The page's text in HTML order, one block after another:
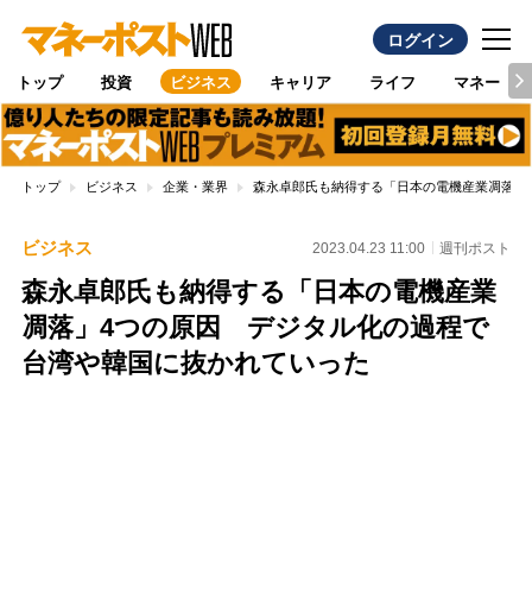
ログイン
トップ 投資 ビジネス キャリア ライフ マネー
トップ ビジネス 企業・業界 森永卓郎氏も納得する「日本の電機産業凋落
ビジネス 2023.04.23 11:00 週刊ポスト
森永卓郎氏も納得する「日本の電機産業
凋落」4つの原因 デジタル化の過程で
台湾や韓国に抜かれていった